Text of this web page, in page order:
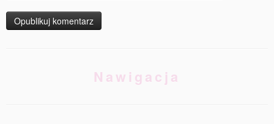
Nawigacja